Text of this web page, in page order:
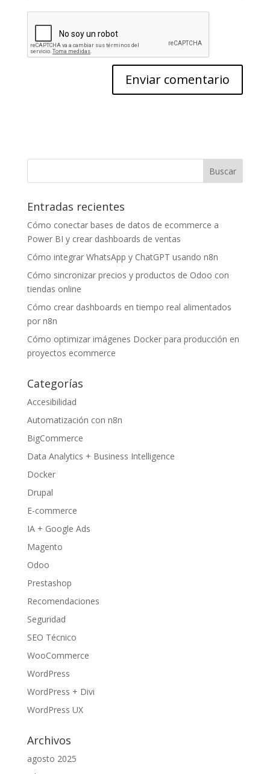
Entradas recientes
Cómo conectar bases de datos de ecommerce a
Power BI y crear dashboards de ventas
Cómo integrar WhatsApp y ChatGPT usando n8n
Cómo sincronizar precios y productos de Odoo con
tiendas online
Cómo crear dashboards en tiempo real alimentados
por n8n
Cómo optimizar imágenes Docker para producción en
proyectos ecommerce
Categorías
Accesibilidad
Automatización con n8n
BigCommerce
Data Analytics + Business Intelligence
Docker
Drupal
E-commerce
IA + Google Ads
Magento
Odoo
Prestashop
Recomendaciones
Seguridad
SEO Técnico
WooCommerce
WordPress
WordPress + Divi
WordPress UX
Archivos
agosto 2025